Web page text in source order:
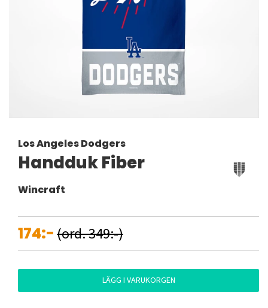
Los Angeles Dodgers
Handduk Fiber
Wincraft
174:-(ord. 349:-)
LÄGG I VARUKORGEN